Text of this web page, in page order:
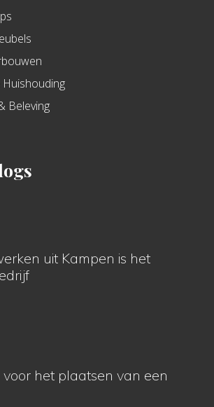
Beleving
uit Kampen is het
het plaatsen van een